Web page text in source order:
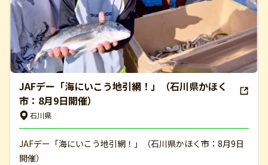
JAFデー「海にいこう地引網！」（石川県かほく
市：8月9日開催）
石川県
JAFデー「海にいこう地引網！」（石川県かほく市：8月9日
開催）